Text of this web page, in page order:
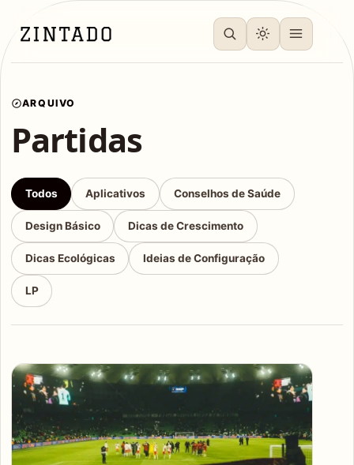
ARQUIVO
Partidas
Todos Aplicativos Conselhos de Saúde
Design Básico Dicas de Crescimento
Dicas Ecológicas Ideias de Configuração
LP
Articles